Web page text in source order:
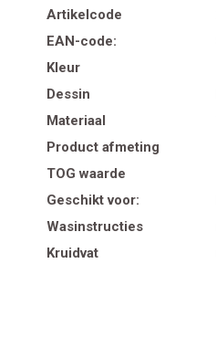
Artikelcode
EAN-code:
Kleur
Dessin
Materiaal
Product afmeting
TOG waarde
Geschikt voor:
Wasinstructies
Kruidvat